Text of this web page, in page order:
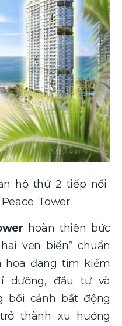
hộ thứ 2 tiếp nối
Tower
hoàn thiện bức
ven biển” chuẩn
hoa đang tìm kiếm
dưỡng, đầu tư và
bối cảnh bất động
thành xu hướng